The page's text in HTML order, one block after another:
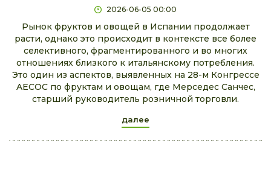
2026-06-05 00:00
Рынок фруктов и овощей в Испании продолжает
расти, однако это происходит в контексте все более
селективного, фрагментированного и во многих
отношениях близкого к итальянскому потребления.
Это один из аспектов, выявленных на 28-м Конгрессе
AECOC по фруктам и овощам, где Мерседес Санчес,
старший руководитель розничной торговли.
далее